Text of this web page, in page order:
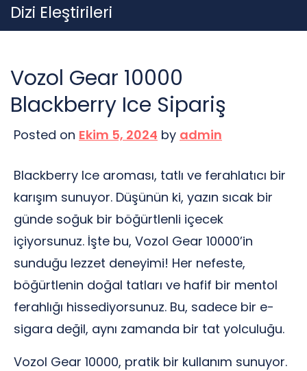
Skip
to
Dizi Eleştirileri
Vozol Gear 10000
Blackberry Ice Sipariş
Posted on Ekim 5, 2024 by admin
Blackberry Ice aroması, tatlı ve ferahlatıcı bir
karışım sunuyor. Düşünün ki, yazın sıcak bir
günde soğuk bir böğürtlenli içecek
içiyorsunuz. İşte bu, Vozol Gear 10000’in
sunduğu lezzet deneyimi! Her nefeste,
böğürtlenin doğal tatları ve hafif bir mentol
ferahlığı hissediyorsunuz. Bu, sadece bir e-
sigara değil, aynı zamanda bir tat yolculuğu.
Vozol Gear 10000, pratik bir kullanım sunuyor.